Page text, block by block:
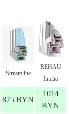
Streamline
REHAU
Intelio
875 BYN
1014
BYN